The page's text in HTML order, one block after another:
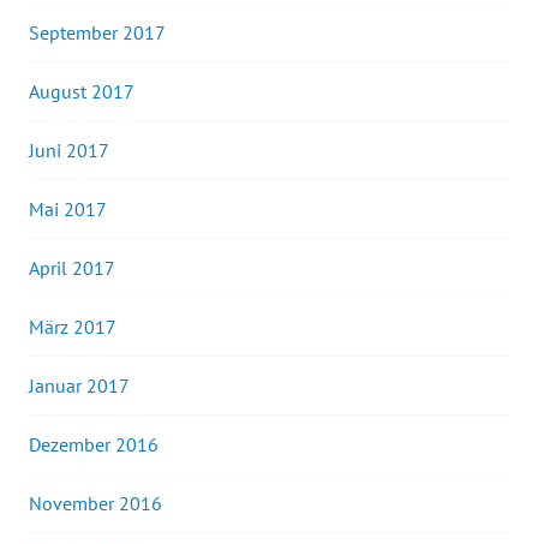
September 2017
August 2017
Juni 2017
Mai 2017
April 2017
März 2017
Januar 2017
Dezember 2016
November 2016